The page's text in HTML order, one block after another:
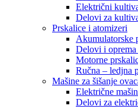
Električni
Delovi za
Prskalice i atomizeri
Akumulatorske
Delovi i oprema
Motorne
Ručna – ledjna
Mašine za šišanje
Električne
Delovi za